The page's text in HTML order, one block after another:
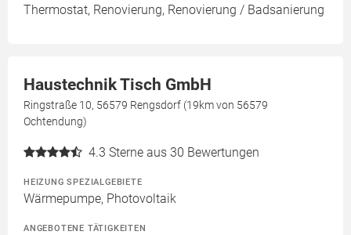
Thermostat, Renovierung, Renovierung / Badsanierung
Haustechnik Tisch GmbH
Ringstraße 10, 56579 Rengsdorf (19km von 56579
Ochtendung)
4.3 Sterne aus 30 Bewertungen
HEIZUNG SPEZIALGEBIETE
Wärmepumpe, Photovoltaik
ANGEBOTENE TÄTIGKEITEN